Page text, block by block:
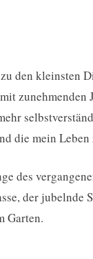
den kleinsten
zunehmenden
die mein Leben
des
der jubelnde
Garten.